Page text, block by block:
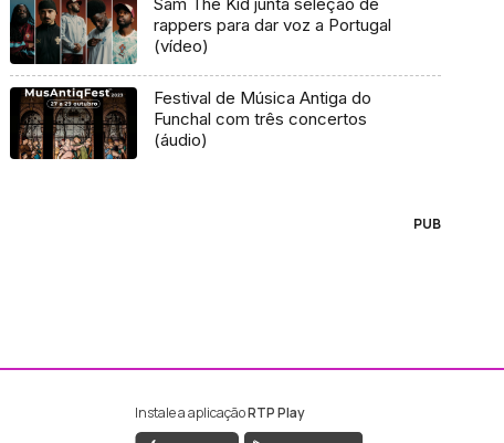
rappers para dar voz a Portugal
(vídeo)
Festival de Música Antiga do
Funchal com três concertos
(áudio)
PUB
da RTP Madeira
da RTP Madeira
Instale a aplicaçãoRTP Play